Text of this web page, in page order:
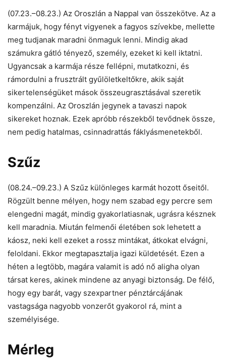
(07.23.–08.23.) Az Oroszlán a Nappal van összekötve. Az a
karmájuk, hogy fényt vigyenek a fagyos szívekbe, mellette
meg tudjanak maradni önmaguk lenni. Mindig akad
számukra gátló tényező, személy, ezeket ki kell iktatni.
Ugyancsak a karmája része fellépni, mutatkozni, és
rámordulni a frusztrált gyűlöletkeltőkre, akik saját
sikertelenségüket mások összeugrasztásával szeretik
kompenzálni. Az Oroszlán jegynek a tavaszi napok
sikereket hoznak. Ezek apróbb részekből tevődnek össze,
nem pedig hatalmas, csinnadrattás fáklyásmenetekből.
Szűz
(08.24.–09.23.) A Szűz különleges karmát hozott őseitől.
Rögzült benne mélyen, hogy nem szabad egy percre sem
elengedni magát, mindig gyakorlatiasnak, ugrásra késznek
kell maradnia. Miután felmenői életében sok lehetett a
káosz, neki kell ezeket a rossz mintákat, átkokat elvágni,
feloldani. Ekkor megtapasztalja igazi küldetését. Ezen a
héten a legtöbb, magára valamit is adó nő aligha olyan
társat keres, akinek mindene az anyagi biztonság. De félő,
hogy egy barát, vagy szexpartner pénztárcájának
vastagsága nagyobb vonzerőt gyakorol rá, mint a
személyisége.
Mérleg